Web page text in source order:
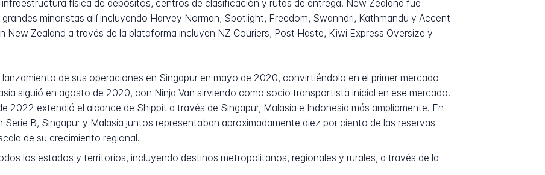
física de depósitos, centros de clasificación y rutas de entrega. New Zealand fue
minoristas allí incluyendo Harvey Norman, Spotlight, Freedom, Swanndri, Kathmandu y Accent
New Zealand a través de la plataforma incluyen NZ Couriers, Post Haste, Kiwi Express Oversize y
de sus operaciones en Singapur en mayo de 2020, convirtiéndolo en el primer mercado
siguió en agosto de 2020, con Ninja Van sirviendo como socio transportista inicial en ese mercado.
2022 extendió el alcance de Shippit a través de Singapur, Malasia e Indonesia más ampliamente. En
B, Singapur y Malasia juntos representaban aproximadamente diez por ciento de las reservas
de su crecimiento regional.
los estados y territorios, incluyendo destinos metropolitanos, regionales y rurales, a través de la